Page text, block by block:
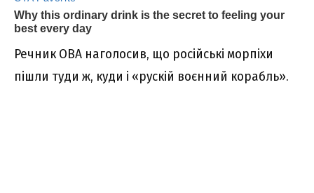
Речник ОВА наголосив, що російські морпіхи
пішли туди ж, куди і «рускій воєнний корабль».